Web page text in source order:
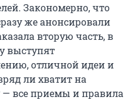
Закономерно, что
же анонсировали
вторую часть, в
выступят
отличной идеи и
ли хватит на
все приемы и правила